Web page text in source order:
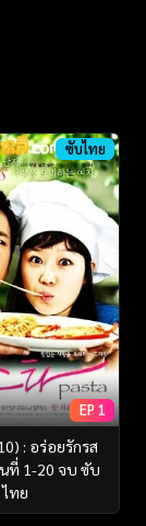
ซับไทย
EP 1
: อร่อยรักรส
ที่ 1-20 จบ ซับ
ไทย